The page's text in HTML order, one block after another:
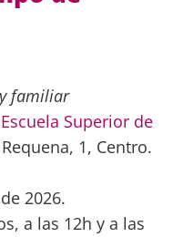
familiar
Superior de
1, Centro.
2026.
a las 12h y a las